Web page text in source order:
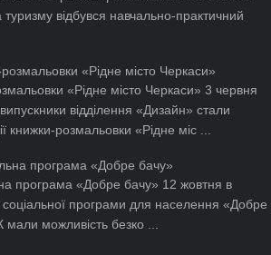
туризму відбувся навчально-практичний
«Рідне місто Черкаси» 3 червня
відділення «Дизайн» стали
книжки-розмальовки «Рідне міс ...
програма «Добре бачу» 12 жовтня в
соціальної програми для населення «Добре
можливість безко ...